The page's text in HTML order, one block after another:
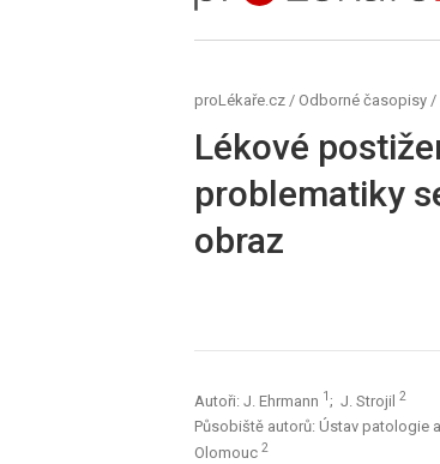
proLékaře.cz / Odborné časopisy /
Lékové
problematiky
obraz
Autoři: J. Ehrmann 1 ; J. Strojil 2
Působiště autorů: Ústav patologie
Olomouc 2